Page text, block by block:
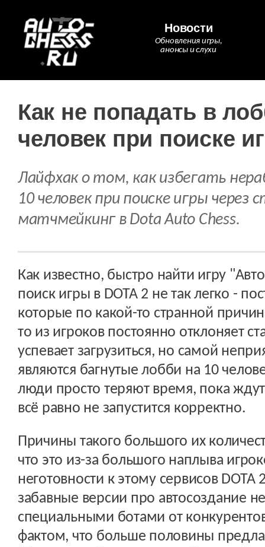
Новости
Обновления игры,
анонсы и слухи
Как не попадать в
человек при поиске
Лайфхак о том, как избегать
10 человек при поиске игры
матчмейкинг в Dota Auto Chess.
Как известно, быстро найти игру
поиск игры в DOTA 2 не так легко -
которые по какой-то странной
то из игроков постоянно отклоняет
успевает загрузиться, но самой
являются багнутые лобби на 10
люди просто теряют время, пока ждут
всё равно не запустится корректно.
Причины такого большого их
что это из-за большого наплыва
неготовности к этому сервисов DOTA
забавные версии про автосоздание
специальными ботами от
фактом, что больше половины